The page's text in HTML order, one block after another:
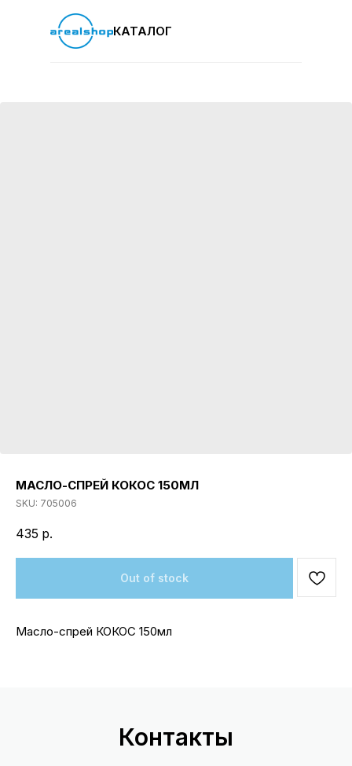
КАТАЛОГ
МАСЛО-СПРЕЙ КОКОС 150МЛ
SKU: 705006
435 р.
Out of stock
Масло-спрей КОКОС 150мл
Контакты